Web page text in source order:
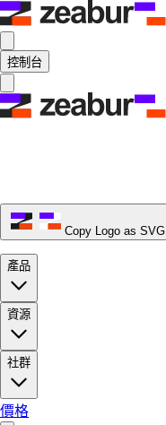
控制台
Copy Logo as SVG
產品
資源
社群
價格